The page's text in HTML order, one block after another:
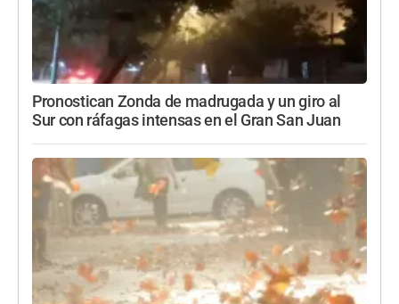
Pronostican Zonda de madrugada y un giro al
Sur con ráfagas intensas en el Gran San Juan